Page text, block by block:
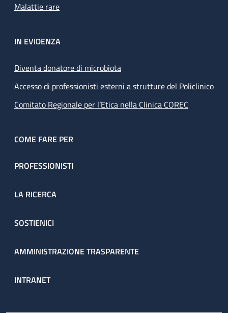
Malattie rare
IN EVIDENZA
Diventa donatore di microbiota
Accesso di professionisti esterni a strutture del Policlinico
Comitato Regionale per l’Etica nella Clinica COREC
COME FARE PER
PROFESSIONISTI
LA RICERCA
SOSTIENICI
AMMINISTRAZIONE TRASPARENTE
INTRANET